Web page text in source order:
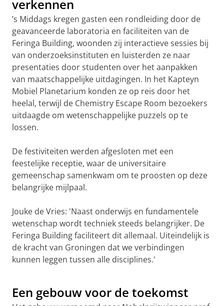
verkennen
’s Middags kregen gasten een rondleiding door de
geavanceerde laboratoria en faciliteiten van de
Feringa Building, woonden zij interactieve sessies bij
van onderzoeksinstituten en luisterden ze naar
presentaties door studenten over het aanpakken
van maatschappelijke uitdagingen. In het Kapteyn
Mobiel Planetarium konden ze op reis door het
heelal, terwijl de Chemistry Escape Room bezoekers
uitdaagde om wetenschappelijke puzzels op te
lossen.
De festiviteiten werden afgesloten met een
feestelijke receptie, waar de universitaire
gemeenschap samenkwam om te proosten op deze
belangrijke mijlpaal.
Jouke de Vries: 'Naast onderwijs en fundamentele
wetenschap wordt techniek steeds belangrijker. De
Feringa Building faciliteert dit allemaal. Uiteindelijk is
de kracht van Groningen dat we verbindingen
kunnen leggen tussen alle disciplines.'
De aftermovie van de de feestelijke opening van de
Een gebouw voor de toekomst